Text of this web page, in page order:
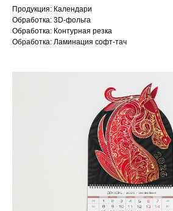
Продукция: Календари
Обработка: 3D-фольга
Обработка: Контурная резка
Обработка: Ламинация софт-тач